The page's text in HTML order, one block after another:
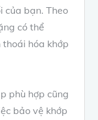
của bạn. Theo
có thể
hóa khớp
phù hợp cũng
bảo vệ khớp